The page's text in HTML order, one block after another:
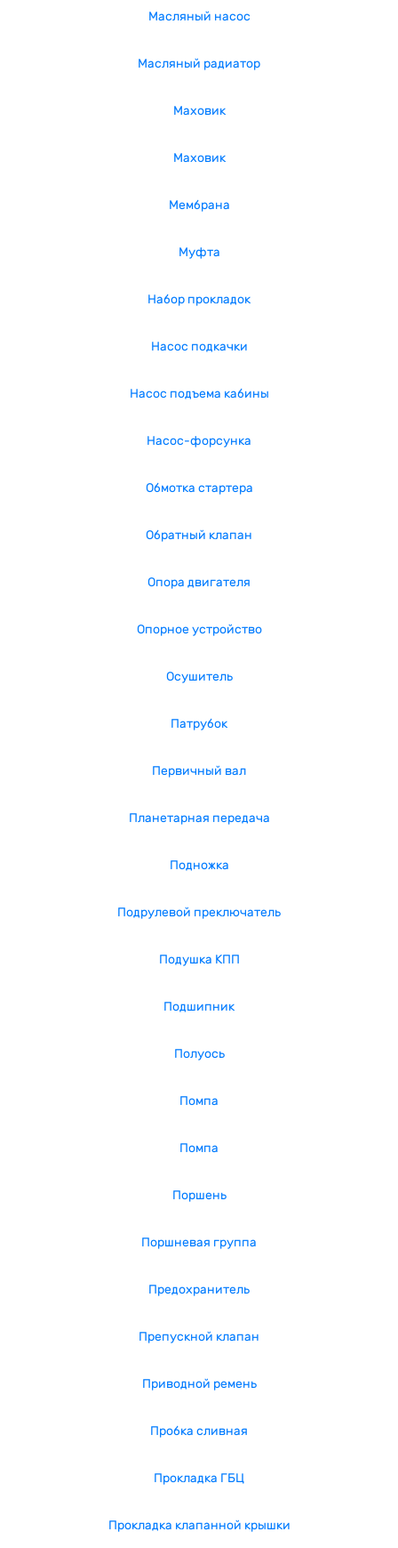
Масляный насос
Масляный радиатор
Маховик
Маховик
Мембрана
Муфта
Набор прокладок
Насос подкачки
Насос подъема кабины
Насос-форсунка
Обмотка стартера
Обратный клапан
Опора двигателя
Опорное устройство
Осушитель
Патрубок
Первичный вал
Планетарная передача
Подножка
Подрулевой преключатель
Подушка КПП
Подшипник
Полуось
Помпа
Помпа
Поршень
Поршневая группа
Предохранитель
Препускной клапан
Приводной ремень
Пробка сливная
Прокладка ГБЦ
Прокладка клапанной крышки